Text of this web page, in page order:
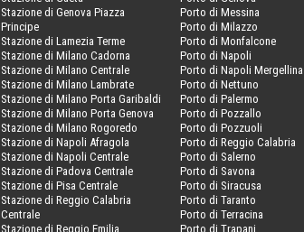
Stazione di Genova Piazza
Principe
Stazione di Lamezia Terme
Stazione di Milano Cadorna
Stazione di Milano Centrale
Stazione di Milano Lambrate
Stazione di Milano Porta Garibaldi
Stazione di Milano Porta Genova
Stazione di Milano Rogoredo
Stazione di Napoli Afragola
Stazione di Napoli Centrale
Stazione di Padova Centrale
Stazione di Pisa Centrale
Stazione di Reggio Calabria
Centrale
Stazione di Reggio Emilia
Porto di Messina
Porto di Milazzo
Porto di Monfalcone
Porto di Napoli
Porto di Napoli Mergellina
Porto di Nettuno
Porto di Palermo
Porto di Pozzallo
Porto di Pozzuoli
Porto di Reggio Calabria
Porto di Salerno
Porto di Savona
Porto di Siracusa
Porto di Taranto
Porto di Terracina
Porto di Trapani